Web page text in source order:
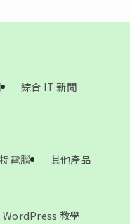
綜合 IT 新聞
電腦 其他產品
WordPress 教學